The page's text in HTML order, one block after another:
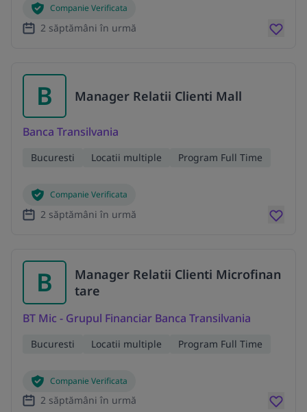
Companie Verificata
2 săptămâni în urmă
B Manager Relatii Clienti Mall
Banca Transilvania
Bucuresti Locatii multiple Program Full Time
Companie Verificata
2 săptămâni în urmă
B
Manager Relatii Clienti Microfinan
tare
BT Mic - Grupul Financiar Banca Transilvania
Bucuresti Locatii multiple Program Full Time
Companie Verificata
2 săptămâni în urmă